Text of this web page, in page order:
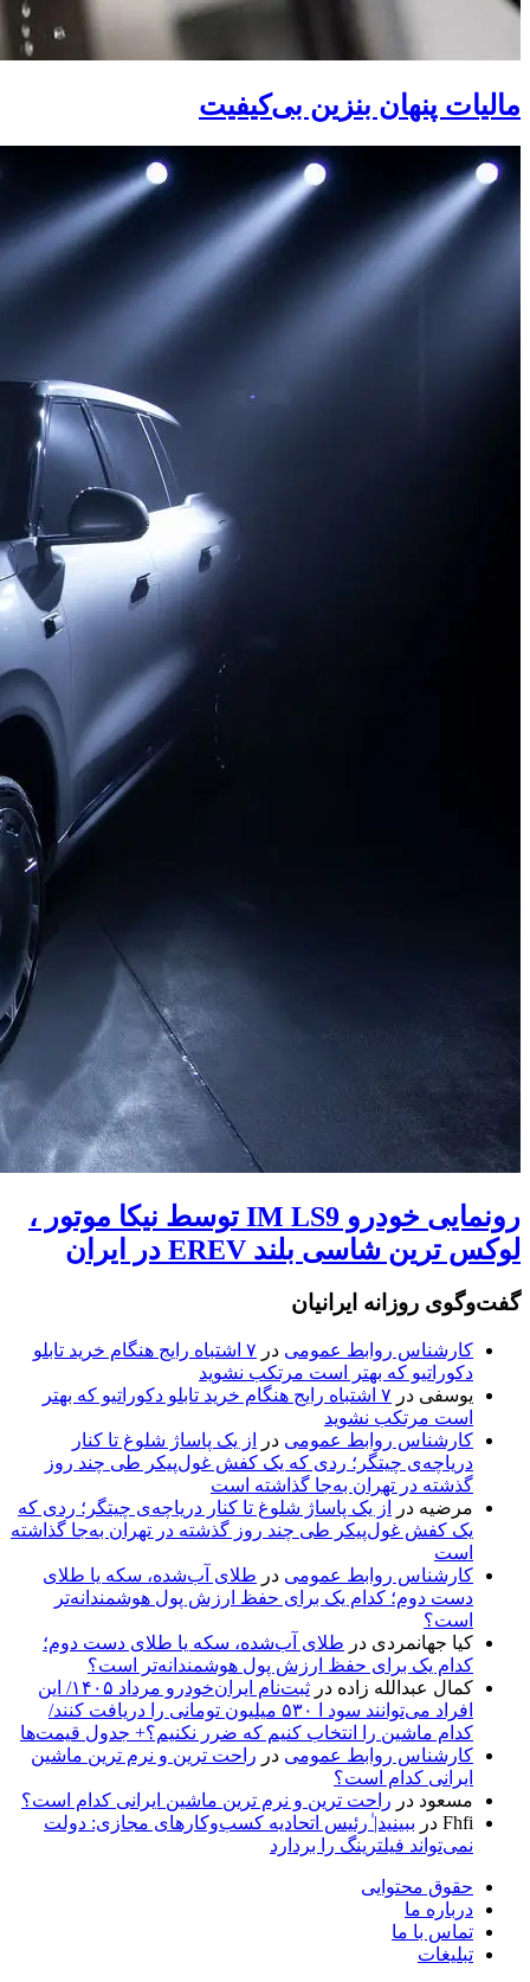
مالیات پنهان بنزین بی‌کیفیت
رونمایی خودرو IM LS9 توسط نیکا موتور ،
لوکس ترین شاسی بلند EREV در ایران
گفت‌وگوی روزانه ایرانیان
کارشناس روابط عمومی در
۷ اشتباه رایج هنگام خرید تابلو
دکوراتیو که بهتر است مرتکب نشوید
یوسفی در
۷ اشتباه رایج هنگام خرید تابلو دکوراتیو که بهتر
است مرتکب نشوید
کارشناس روابط عمومی در
از یک پاساژ شلوغ تا کنار
دریاچه‌ی چیتگر؛ ردی که یک کفش غول‌پیکر طی چند روز
گذشته در تهران به‌جا گذاشته است
مرضیه در
از یک پاساژ شلوغ تا کنار دریاچه‌ی چیتگر؛ ردی که
یک کفش غول‌پیکر طی چند روز گذشته در تهران به‌جا گذاشته
است
کارشناس روابط عمومی در طلای آب‌شده، سکه یا طلای
دست دوم؛ کدام یک برای حفظ ارزش پول هوشمندانه‌تر
است؟
کیا جهانمردی در طلای آب‌شده، سکه یا طلای دست دوم؛
کدام یک برای حفظ ارزش پول هوشمندانه‌تر است؟
کمال عبدالله زاده در
ثبت‌نام ایران‌خودرو مرداد ۱۴۰۵/ این
افراد می‌توانند سود ا ۵۳۰ میلیون تومانی را دریافت کنند/
کدام ماشین را انتخاب کنیم که ضرر نکنیم؟+ جدول قیمت‌ها
کارشناس روابط عمومی در راحت ترین و نرم ترین ماشین
ایرانی کدام است؟
مسعود در راحت ترین و نرم ترین ماشین ایرانی کدام است؟
Fhfi در ببینید| ٰرئیس اتحادیه کسب‌وکارهای مجازی: دولت
نمی‌تواند فیلترینگ را بردارد
حقوق محتوایی
درباره ما
تماس با ما
تبلیغات